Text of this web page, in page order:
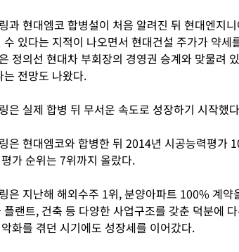
과 현대엠코 합병설이 처음 알려진 뒤 현대엔지
수 있다는 지적이 나오면서 현대건설 주가가 약세
정의선 현대차 부회장의 경영권 승계와 맞물려
전망도 나왔다.
은 실제 합병 뒤 무서운 속도로 성장하기 시작했
은 현대엠코와 합병한 뒤 2014년 시공능력평가
가 순위는 7위까지 올랐다.
은 지난해 해외수주 1위, 분양아파트 100% 계약
플랜트, 건축 등 다양한 사업구조를 갖춘 덕분에
화를 겪던 시기에도 성장세를 이어갔다.